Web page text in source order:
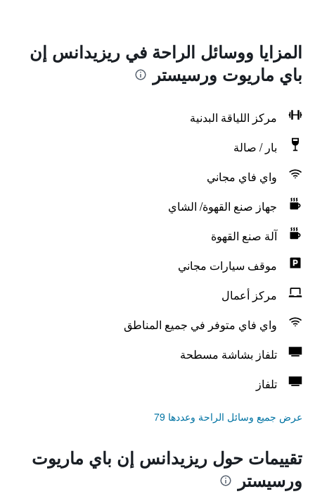
المزايا ووسائل الراحة في ريزيدانس إن
باي ماريوت ورسيستر
مركز اللياقة البدنية
بار / صالة
واي فاي مجاني
جهاز صنع القهوة/ الشاي
آلة صنع القهوة
موقف سيارات مجاني
مركز أعمال
واي فاي متوفر في جميع المناطق
تلفاز بشاشة مسطحة
تلفاز
عرض جميع وسائل الراحة وعددها 79
تقييمات حول ريزيدانس إن باي ماريوت
ورسيستر